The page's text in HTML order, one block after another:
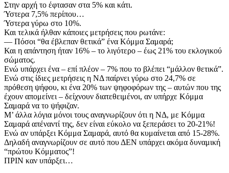
Στην αρχή το έφτασαν στα 5% και κάτι.
Ύστερα 7,5% περίπου…
Ύστερα γύρω στο 10%.
Και τελικά ήλθαν κάποιες μετρήσεις που ρωτάνε:
— Πόσοι “θα έβλεπαν θετικά” ένα Κόμμα Σαμαρά;
Και η απάντηση ήταν 16% – το λιγότερο – έως 21% του εκλογικού
σώματος.
Ενώ υπάρχει ένα – επί πλέον – 7% που το βλέπει “μάλλον θετικά”.
Ενώ στις ίδιες μετρήσεις η ΝΔ παίρνει γύρω στο 24,7% σε
πρόθεση ψήφου, κι ένα 20% των ψηφοφόρων της – αυτών που της
έχουν απομείνει – δείχνουν διατεθειμένοι, αν υπήρχε Κόμμα
Σαμαρά να το ψήφιζαν.
Μ’ άλλα λόγια μόνοι τους αναγνωρίζουν ότι η ΝΔ, με Κόμμα
Σαμαρά απέναντί της, δεν είναι εύκολο να ξεπεράσει το 20-21%!
Ενώ αν υπάρξει Κόμμα Σαμαρά, αυτό θα κυμαίνεται από 15-28%.
Δηλαδή αναγνωρίζουν σε αυτό που ΔΕΝ υπάρχει ακόμα δυναμική
“πρώτου Κόμματος”!
ΠΡΙΝ καν υπάρξει…